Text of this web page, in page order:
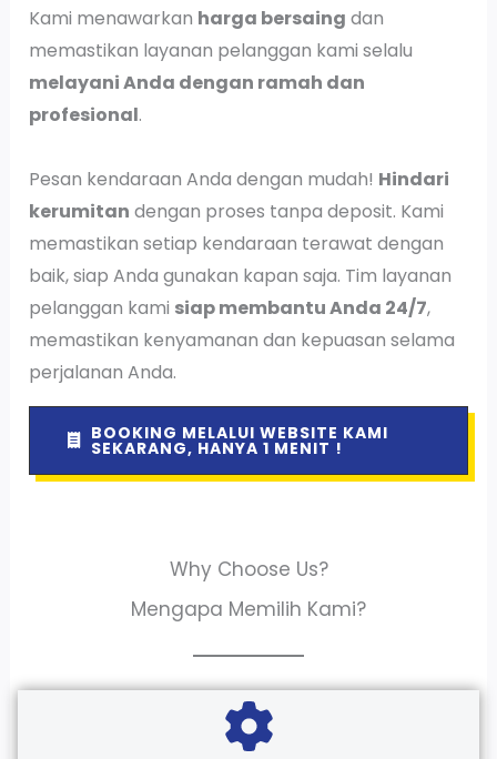
Kami menawarkan harga bersaing dan
memastikan layanan pelanggan kami selalu
melayani Anda dengan ramah dan
profesional.
Pesan kendaraan Anda dengan mudah! Hindari
kerumitan dengan proses tanpa deposit. Kami
memastikan setiap kendaraan terawat dengan
baik, siap Anda gunakan kapan saja. Tim layanan
pelanggan kami siap membantu Anda 24/7,
memastikan kenyamanan dan kepuasan selama
perjalanan Anda.
BOOKING MELALUI WEBSITE KAMI
SEKARANG, HANYA 1 MENIT !
Why Choose Us?
Mengapa Memilih Kami?